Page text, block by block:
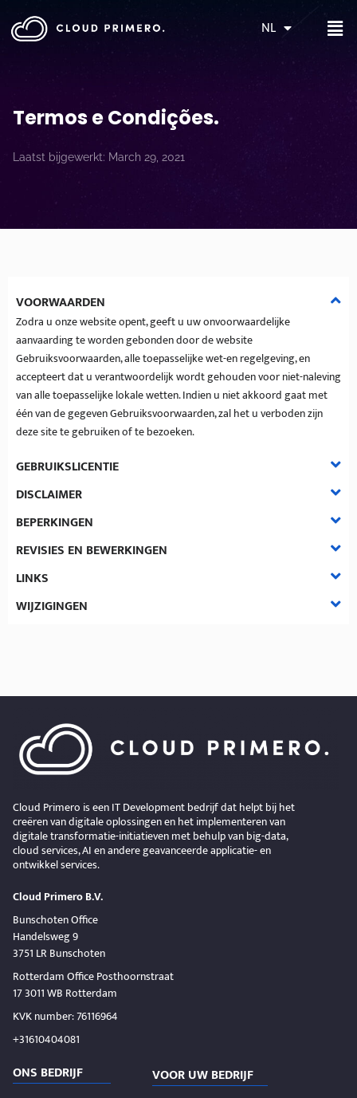
NL
Termos e Condições.
Laatst bijgewerkt: March 29, 2021
VOORWAARDEN
Zodra u onze website opent, geeft u uw onvoorwaardelijke
aanvaarding te worden gebonden door de website
Gebruiksvoorwaarden, alle toepasselijke wet-en regelgeving, en
accepteert dat u verantwoordelijk wordt gehouden voor niet-naleving
van alle toepasselijke lokale wetten. Indien u niet akkoord gaat met
één van de gegeven Gebruiksvoorwaarden, zal het u verboden zijn
deze site te gebruiken of te bezoeken.
GEBRUIKSLICENTIE
DISCLAIMER
BEPERKINGEN
REVISIES EN BEWERKINGEN
LINKS
WIJZIGINGEN
Cloud Primero is een IT Development bedrijf dat helpt bij het
creëren van digitale oplossingen en het implementeren van
digitale transformatie-initiatieven met behulp van big-data,
cloud services, AI en andere geavanceerde applicatie- en
ontwikkel services.
Cloud Primero B.V.
Bunschoten Office
Handelsweg 9
3751 LR Bunschoten
Rotterdam Office Posthoornstraat
17 3011 WB Rotterdam
KVK number: 76116964
+31610404081
ONS BEDRIJF
VOOR UW BEDRIJF